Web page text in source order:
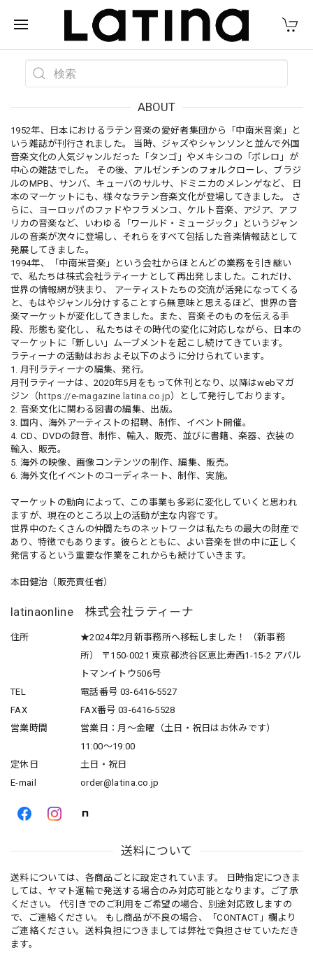
ABOUT
1952年、日本におけるラテン音楽の愛好者集団から「中南米音楽」と
いう雑誌が刊行されました。 当時、ジャズやシャンソンと並んで外国
音楽文化の人気ジャンルだった「タンゴ」やメキシコの「ボレロ」が
中心の雑誌でした。 その後、アルゼンチンのフォルクローレ、ブラジ
ルのMPB、サンバ、キューバのサルサ、ドミニカのメレンゲなど、 日
本のマーケットにも、様々なラテン音楽文化が登場してきました。 さ
らに、ヨーロッパのファドやフラメンコ、ケルト音楽、アジア、アフ
リカの音楽など、いわゆる「ワールド・ミュージック」というジャン
ルの音楽が次々に登場し、それらをすべて包括した音楽情報誌として
発展してきました。
1994年、「中南米音楽」という会社からほとんどの業務を引き継い
で、私たちは株式会社ラティーナとして再出発しました。これだけ、
世界の情報網が狭まり、 アーティストたちの交流が活発になってくる
と、もはやジャンル分けすることすら無意味と思えるほど、世界の音
楽マーケットが変化してきました。また、音楽そのものを伝える手
段、形態も変化し、 私たちはその時代の変化に対応しながら、日本の
マーケットに「新しい」ムーブメントを起こし続けてきています。
ラティーナの活動はおおよそ以下のように分けられています。
1. 月刊ラティーナの編集、発行。
月刊ラティーナは、2020年5月をもって休刊となり、以降はwebマガ
ジン（ https://e-magazine.latina.co.jp）として発行しております。
2. 音楽文化に関わる図書の編集、出版。
3. 国内、海外アーティストの招聘、制作、イベント開催。
4. CD、DVDの録音、制作、輸入、販売、並びに書籍、楽器、衣装の
輸入、販売。
5. 海外の映像、画像コンテンツの制作、編集、販売。
6. 海外文化イベントのコーディネート、制作、実施。
マーケットの動向によって、この事業も多彩に変化していくと思われ
ますが、現在のところ以上の活動が主な内容です。
世界中のたくさんの仲間たちのネットワークは私たちの最大の財産で
あり、特徴でもあります。彼らとともに、よい音楽を世の中に正しく
発信するという重要な作業をこれからも続けていきます。
本田健治（販売責任者）
latinaonline 株式会社ラティーナ
住所
★2024年2月新事務所へ移転しました！ （新事務
所） 〒150-0021 東京都渋谷区恵比寿西1-15-2 アパル
トマンイトウ506号
TEL
電話番号 03-6416-5527
FAX
FAX番号 03-6416-5528
営業時間
営業日：月〜金曜（土日・祝日はお休みです）
11:00〜19:00
定休日
土日・祝日
E-mail
order@latina.co.jp
送料について
送料については、各商品ごとに設定されています。 日時指定につきま
しては、ヤマト運輸で発送する場合のみ対応可能となります。ご了承
ください。 代引きでのご利用をご希望の場合、別途対応致しますの
で、ご連絡ください。 もし商品が不良の場合、「CONTACT」欄より
ご連絡ください。送料負担につきましては弊社で負担させていただき
ます。